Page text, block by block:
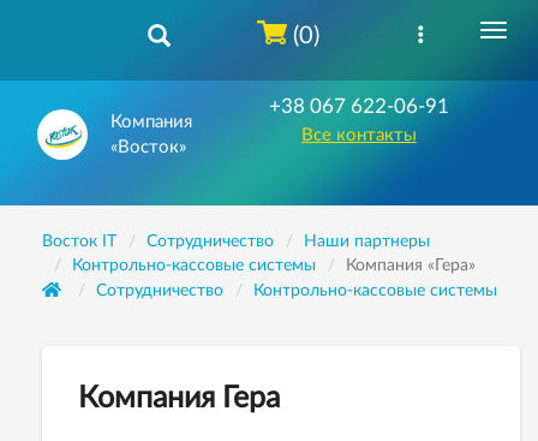
Компания
«Восток»
+38 067 622-06-91
Все контакты
(0)
Восток IT Сотрудничество
Наши партнеры
Контрольно-кассовые системы
Компания «Гера»
Сотрудничество
Контрольно-кассовые системы
Компания Гера